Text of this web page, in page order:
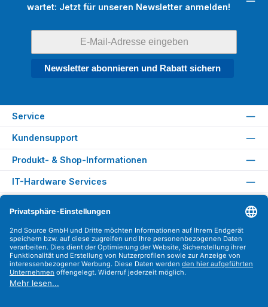
wartet: Jetzt für unseren Newsletter anmelden!
Newsletter abonnieren und Rabatt sichern
Service
Kundensupport
Produkt- & Shop-Informationen
IT-Hardware Services
Versandarten
Zahlungsarten
Sicher Einkaufen
Find us on